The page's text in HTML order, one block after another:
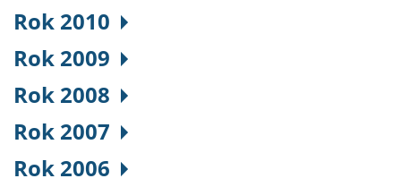
Rok 2010
Rok 2009
Rok 2008
Rok 2007
Rok 2006